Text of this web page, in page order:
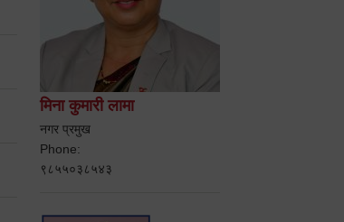
मिना कुमारी लामा
नगर प्रमुख
Phone:
९८५५०३८५४३